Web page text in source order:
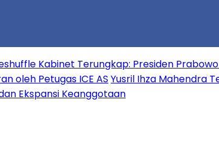
Kabinet Terungkap: Presiden
oleh Petugas ICE AS Yusril Ihza Mahendra
Ekspansi Keanggotaan